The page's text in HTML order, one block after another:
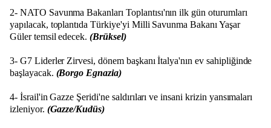
2- NATO Savunma Bakanları Toplantısı'nın ilk gün oturumları
yapılacak, toplantıda Türkiye'yi Milli Savunma Bakanı Yaşar
Güler temsil edecek.(Brüksel)
3- G7 Liderler Zirvesi, dönem başkanı İtalya'nın ev sahipliğinde
başlayacak. (Borgo Egnazia)
4- İsrail'in Gazze Şeridi'ne saldırıları ve insani krizin yansımaları
izleniyor. (Gazze/Kudüs)